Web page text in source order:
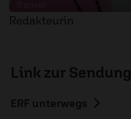
Redakteurin
Link zur Sendung
ERF unterwegs